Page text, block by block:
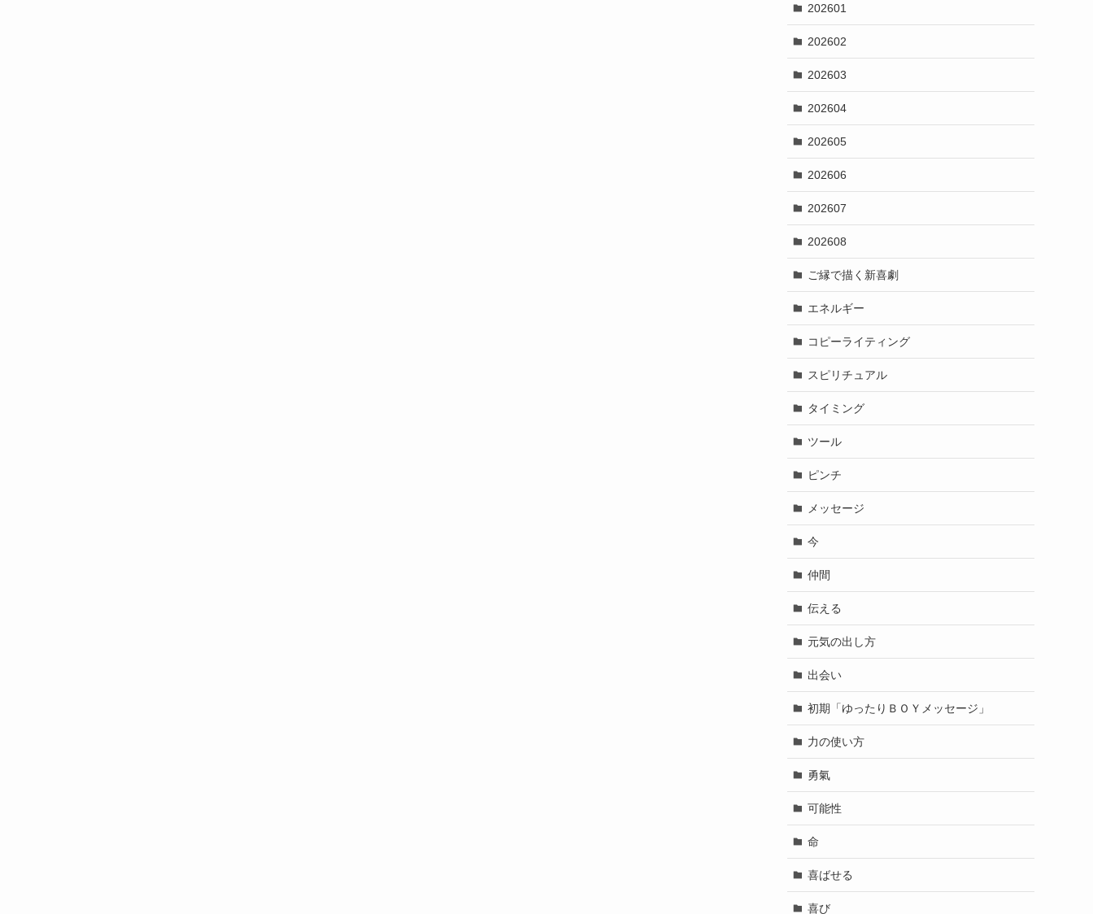
202601
202602
202603
202604
202605
202606
202607
202608
ご縁で描く新喜劇
エネルギー
コピーライティング
スピリチュアル
タイミング
ツール
ピンチ
メッセージ
今
仲間
伝える
元気の出し方
出会い
初期「ゆったりＢＯＹメッセージ」
力の使い方
勇氣
可能性
命
喜ばせる
喜び